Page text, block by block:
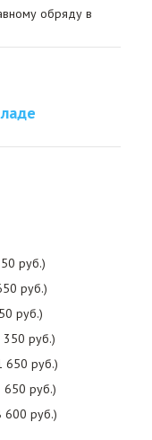
обряду в
руб.)
руб.)
руб.)
350 руб.)
650 руб.)
650 руб.)
600 руб.)